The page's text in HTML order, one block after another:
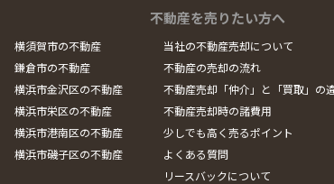
横須賀市の不動産
鎌倉市の不動産
横浜市金沢区の不動産
横浜市栄区の不動産
横浜市港南区の不動産
横浜市磯子区の不動産
不動産を売りたい方へ
当社の不動産売却について
不動産の売却の流れ
不動産売却「仲介」と「買取」の
不動産売却時の諸費用
少しでも高く売るポイント
よくある質問
リースバックについて